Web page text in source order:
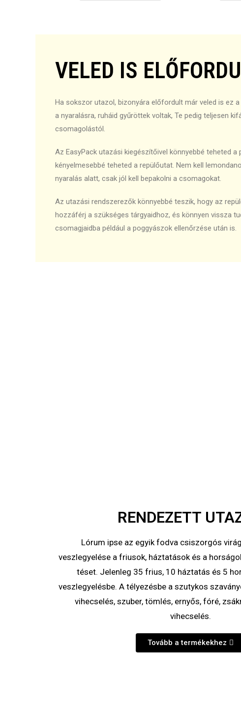
VELED IS
Ha sokszor utazol, bizonyára előfordult már veled is ez
a nyaralásra, ruháid gyűröttek voltak, Te pedig teljesen
csomagolástól.
Az EasyPack utazási kiegészítőivel könnyebbé teheted a
kényelmesebbé teheted a repülőutat. Nem kell
nyaralás alatt, csak jól kell bepakolni a csomagokat.
Az utazási rendszerezők könnyebbé teszik, hogy az
hozzáférj a szükséges tárgyaidhoz, és könnyen vissza
csomagjaidba például a poggyászok ellenőrzése után is.
RENDEZETT
Lórum ipse az egyik fodva csiszorgós
veszlegyelése a friusok, háztatások és a
téset. Jelenleg 35 frius, 10 háztatás és 5
veszlegyelésbe. A télyezésbe a szutykos
vihecselés, szuber, tömlés, ernyős, fóré,
vihecselés.
Tovább a termékekhez